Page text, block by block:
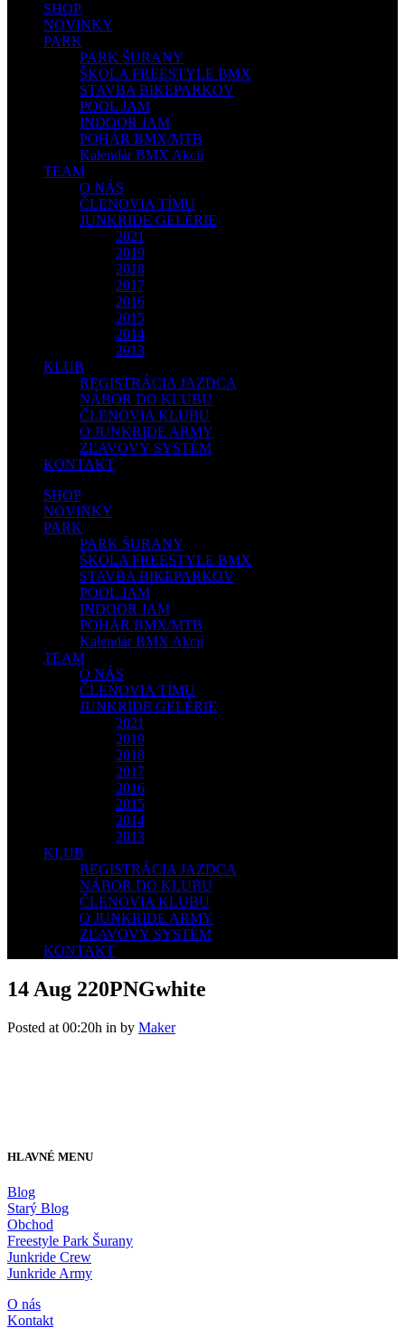
SHOP
NOVINKY
PARK
PARK ŠURANY
ŠKOLA FREESTYLE BMX
STAVBA BIKEPARKOV
POOL JAM
INDOOR JAM
POHÁR BMX/MTB
Kalendár BMX Akcií
TEAM
O NÁS
ČLENOVIA TÍMU
JUNKRIDE GELÉRIE
2021
2019
2018
2017
2016
2015
2014
2013
KLUB
REGISTRÁCIA JAZDCA
NÁBOR DO KLUBU
ČLENOVIA KLUBU
O JUNKRIDE ARMY
ZĽAVOVÝ SYSTÉM
KONTAKT
SHOP
NOVINKY
PARK
PARK ŠURANY
ŠKOLA FREESTYLE BMX
STAVBA BIKEPARKOV
POOL JAM
INDOOR JAM
POHÁR BMX/MTB
Kalendár BMX Akcií
TEAM
O NÁS
ČLENOVIA TÍMU
JUNKRIDE GELÉRIE
2021
2019
2018
2017
2016
2015
2014
2013
KLUB
REGISTRÁCIA JAZDCA
NÁBOR DO KLUBU
ČLENOVIA KLUBU
O JUNKRIDE ARMY
ZĽAVOVÝ SYSTÉM
KONTAKT
14 Aug 220PNGwhite
Posted at 00:20h in by Maker
HLAVNÉ MENU
Blog
Starý Blog
Obchod
Freestyle Park Šurany
Junkride Crew
Junkride Army
O nás
Kontakt